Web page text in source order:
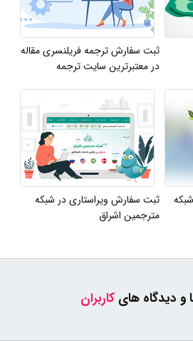
ثبت سفارش ترجمه فریلنسری مقاله
در معتبرترین سایت ترجمه
ثبت سفارش ویراستاری در شبکه
مترجمین اشراق
دیدگاه هایکاربران